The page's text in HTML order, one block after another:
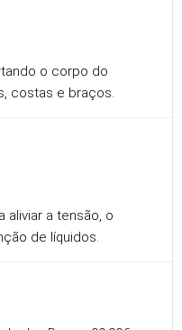
o corpo do
costas e braços.
aliviar a tensão, o
de líquidos.